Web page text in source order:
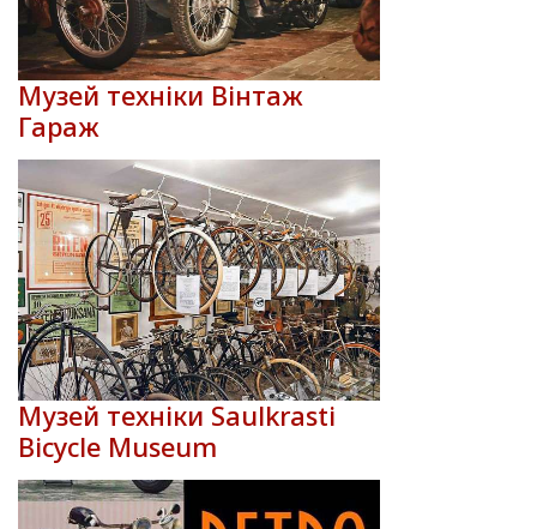
Музей техніки Вінтаж
Гараж
Музей техніки Saulkrasti
Bicycle Museum